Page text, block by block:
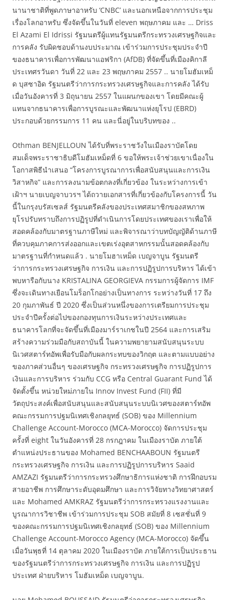
นานาชาติที่พูดภาษาอาหรับ ‘CNBC’ และนอกเหนือจากการประชุม
เรื่องโลกอาหรับ ซึ่งจัดขึ้นในวันที่ eleven พฤษภาคม และ … Driss
El Azami El Idrissi รัฐมนตรีผู้แทนรัฐมนตรีกระทรวงเศรษฐกิจและ
การคลัง รับผิดชอบด้านงบประมาณ เข้าร่วมการประชุมประจำปี
ของธนาคารเพื่อการพัฒนาแอฟริกา (AfDB) ที่จัดขึ้นที่เมืองคิกาลี
ประเทศรวันดา วันที่ 22 และ 23 พฤษภาคม 2557 .. นายโมฮัมเหม็
ด บุสซาอิด รัฐมนตรีว่าการกระทรวงเศรษฐกิจและการคลัง ได้รับ
เมื่อวันอังคารที่ 3 มิถุนายน 2557 ในแผนกของเขา โดยมีคณะผู้
แทนจากธนาคารเพื่อการบูรณะและพัฒนาแห่งยุโรป (EBRD)
ประกอบด้วยกรรมการ 11 คน และนี่อยู่ในบริบทของ ..
Othman BENJELLOUN ได้รับที่พระราชวังในเมืองราบัตโดย
สมเด็จพระราชาธิบดีโมฮัมเหม็ดที่ 6 ขอให้พระเจ้าช่วยเขาเนื่องใน
โอกาสพิธีนำเสนอ “โครงการบูรณาการเพื่อสนับสนุนและการเงิน
วิสาหกิจ” และการลงนามข้อตกลงที่เกี่ยวข้อง ในระหว่างการเข้า
เฝ้าฯ นายเบญจาบวรฯ ได้ถวายเอกสารที่เกี่ยวข้องกับโครงการนี้ วัน
นี้ในกรุงบรัสเซลส์ รัฐมนตรีคลังของประเทศสมาชิกของสหภาพ
ยุโรปรับทราบถึงการปฏิรูปที่ดำเนินการโดยประเทศของเราเพื่อให้
สอดคล้องกับมาตรฐานภาษีใหม่ และพิจารณาว่าบทบัญญัติด้านภาษี
ที่ควบคุมภาคการส่งออกและเขตเร่งอุตสาหกรรมนั้นสอดคล้องกับ
มาตรฐานที่กำหนดแล้ว . นายโมฮาเหม็ด เบญจาบูน รัฐมนตรี
ว่าการกระทรวงเศรษฐกิจ การเงิน และการปฏิรูปการบริหาร ได้เข้า
พบหารือกับนาง KRISTALINA GEORGIEVA กรรมการผู้จัดการ IMF
ซึ่งจะเดินทางเยือนโมร็อกโกอย่างเป็นทางการ ระหว่างวันที่ 17 ถึง
20 กุมภาพันธ์ ปี 2020 ซึ่งเป็นส่วนหนึ่งของการเตรียมการประชุม
ประจำปีครั้งต่อไปของกองทุนการเงินระหว่างประเทศและ
ธนาคารโลกที่จะจัดขึ้นที่เมืองมาร์ราเกชในปี 2564 และการเสริม
สร้างความร่วมมือกับสถาบันนี้ ในความพยายามสนับสนุนระบบ
นิเวศสตาร์ทอัพเพื่อรับมือกับผลกระทบของวิกฤต และตามแบบอย่าง
ของภาคส่วนอื่นๆ ของเศรษฐกิจ กระทรวงเศรษฐกิจ การปฏิรูปการ
เงินและการบริหาร ร่วมกับ CCG หรือ Central Guarant Fund ได้
จัดตั้งขึ้น หน่วยใหม่ภายใน Innov Invest Fund (FII) ที่มี
วัตถุประสงค์เพื่อสนับสนุนและสนับสนุนระบบนิเวศของสตาร์ทอัพ
คณะกรรมการปฐมนิเทศเชิงกลยุทธ์ (SOB) ของ Millennium
Challenge Account-Morocco (MCA-Morocco) จัดการประชุม
ครั้งที่ eight ในวันอังคารที่ 28 กรกฎาคม ในเมืองราบัต ภายใต้
ตำแหน่งประธานของ Mohamed BENCHAABOUN รัฐมนตรี
กระทรวงเศรษฐกิจ การเงิน และการปฏิรูปการบริหาร Saaid
AMZAZI รัฐมนตรีว่าการกระทรวงศึกษาธิการแห่งชาติ การฝึกอบรม
สายอาชีพ การศึกษาระดับอุดมศึกษา และการวิจัยทางวิทยาศาสตร์
และ Mohamed AMKRAZ รัฐมนตรีว่าการกระทรวงแรงงานและ
บูรณาการวิชาชีพ เข้าร่วมการประชุม SOB สมัยที่ 8 เซสชั่นที่ 9
ของคณะกรรมการปฐมนิเทศเชิงกลยุทธ์ (SOB) ของ Millennium
Challenge Account-Morocco Agency (MCA-Morocco) จัดขึ้น
เมื่อวันพุธที่ 14 ตุลาคม 2020 ในเมืองราบัต ภายใต้การเป็นประธาน
ของรัฐมนตรีว่าการกระทรวงเศรษฐกิจ การเงิน และการปฏิรูป
ประเทศ ฝ่ายบริหาร โมฮัมเหม็ด เบญจาบูน.